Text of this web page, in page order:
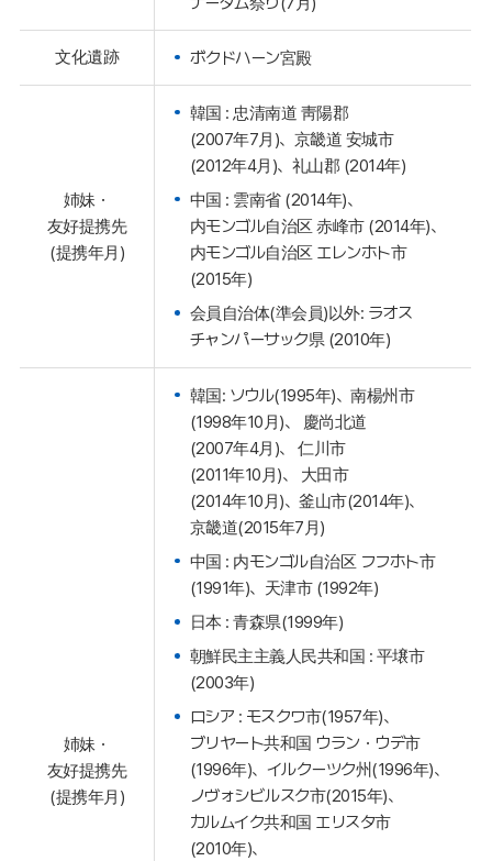
文化遺跡 ボクドハーン宮殿
姉妹・
友好提携先
(提携年月)
韓国 : 忠清南道 靑陽郡
(2007年7月)、京畿道 安城市
(2012年4月)、礼山郡 (2014年)
中国 : 雲南省 (2014年)、
内モンゴル自治区 赤峰市 (2014年)、
内モンゴル自治区 エレンホト市
(2015年)
会員自治体(準会員)以外: ラオス
チャンパーサック県 (2010年)
姉妹・
友好提携先
(提携年月)
韓国: ソウル(1995年)、南楊州市
(1998年10月)、 慶尚北道
(2007年4月)、 仁川市
(2011年10月)、 大田市
(2014年10月)、釜山市(2014年)、
京畿道(2015年7月)
中国 : 内モンゴル自治区 フフホト市
(1991年)、天津市 (1992年)
日本 : 青森県(1999年)
朝鮮民主主義人民共和国 : 平壌市
(2003年)
ロシア : モスクワ市(1957年)、
ブリヤート共和国 ウラン・ウデ市
(1996年)、イルクーツク州(1996年)、
ノヴォシビルスク市(2015年)、
カルムイク共和国 エリスタ市
(2010年)、